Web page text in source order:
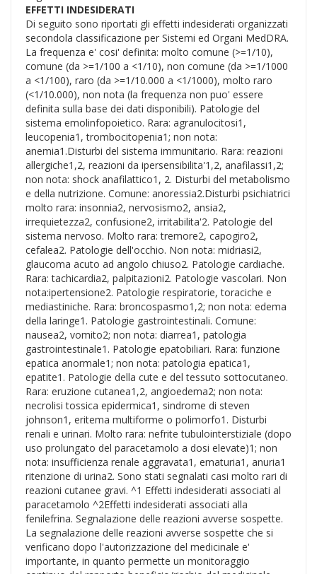
EFFETTI INDESIDERATI
Di seguito sono riportati gli effetti indesiderati organizzati
secondola classificazione per Sistemi ed Organi MedDRA.
La frequenza e' cosi' definita: molto comune (>=1/10),
comune (da >=1/100 a <1/10), non comune (da >=1/1000
a <1/100), raro (da >=1/10.000 a <1/1000), molto raro
(<1/10.000), non nota (la frequenza non puo' essere
definita sulla base dei dati disponibili). Patologie del
sistema emolinfopoietico. Rara: agranulocitosi1,
leucopenia1, trombocitopenia1; non nota:
anemia1.Disturbi del sistema immunitario. Rara: reazioni
allergiche1,2, reazioni da ipersensibilita'1,2, anafilassi1,2;
non nota: shock anafilattico1, 2. Disturbi del metabolismo
e della nutrizione. Comune: anoressia2.Disturbi psichiatrici
molto rara: insonnia2, nervosismo2, ansia2,
irrequietezza2, confusione2, irritabilita'2. Patologie del
sistema nervoso. Molto rara: tremore2, capogiro2,
cefalea2. Patologie dell'occhio. Non nota: midriasi2,
glaucoma acuto ad angolo chiuso2. Patologie cardiache.
Rara: tachicardia2, palpitazioni2. Patologie vascolari. Non
nota:ipertensione2. Patologie respiratorie, toraciche e
mediastiniche. Rara: broncospasmo1,2; non nota: edema
della laringe1. Patologie gastrointestinali. Comune:
nausea2, vomito2; non nota: diarrea1, patologia
gastrointestinale1. Patologie epatobiliari. Rara: funzione
epatica anormale1; non nota: patologia epatica1,
epatite1. Patologie della cute e del tessuto sottocutaneo.
Rara: eruzione cutanea1,2, angioedema2; non nota:
necrolisi tossica epidermica1, sindrome di steven
johnson1, eritema multiforme o polimorfo1. Disturbi
renali e urinari. Molto rara: nefrite tubulointerstiziale (dopo
uso prolungato del paracetamolo a dosi elevate)1; non
nota: insufficienza renale aggravata1, ematuria1, anuria1
ritenzione di urina2. Sono stati segnalati casi molto rari di
reazioni cutanee gravi. ^1 Effetti indesiderati associati al
paracetamolo ^2Effetti indesiderati associati alla
fenilefrina. Segnalazione delle reazioni avverse sospette.
La segnalazione delle reazioni avverse sospette che si
verificano dopo l'autorizzazione del medicinale e'
importante, in quanto permette un monitoraggio